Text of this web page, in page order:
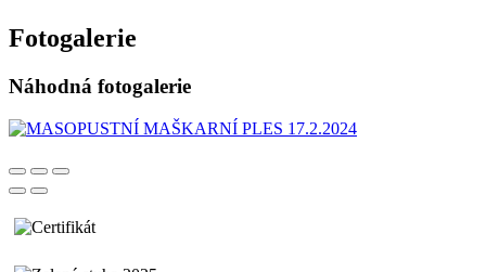
Fotogalerie
Náhodná fotogalerie